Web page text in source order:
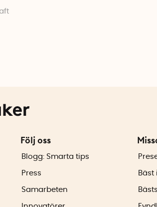
Följ oss
Blogg: Smarta tips
Press
Samarbeten
Bäst